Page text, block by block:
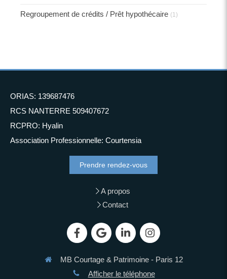
Regroupement de crédits / Prêt hypothécaire (1)
ORIAS: 139687476
RCS NANTERRE 509407672
RCPRO: Hyalin
Association Professionnelle: Courtensia
Prendre rendez-vous
A propos
Contact
MB Courtage & Patrimoine - Paris 12
Afficher le téléphone